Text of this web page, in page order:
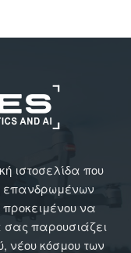
ιστοσελίδα που
επανδρωμένων
να
σας παρουσιάζει
νέου κόσμου των